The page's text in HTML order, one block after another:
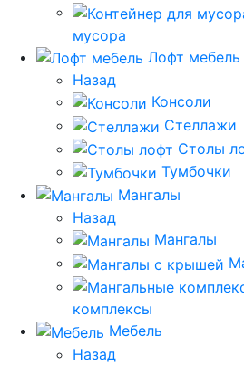
мусора
Лофт мебель
Назад
Консоли
Стеллажи
Столы
Тумбочки
Мангалы
Назад
Мангалы
комплексы
Мебель
Назад